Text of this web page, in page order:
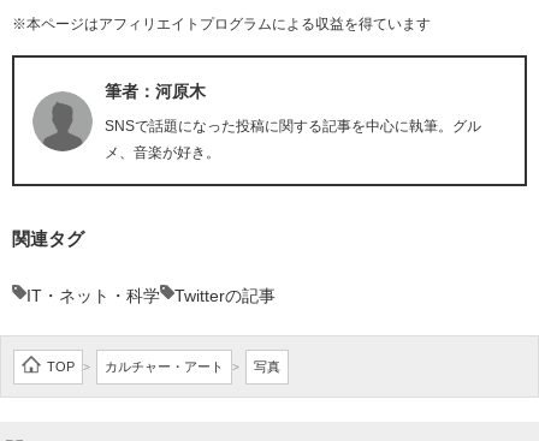
※本ページはアフィリエイトプログラムによる収益を得ています
筆者：河原木
SNSで話題になった投稿に関する記事を中心に執筆。グル
メ、音楽が好き。
関連タグ
IT・ネット・科学 Twitterの記事
TOP > カルチャー・アート > 写真